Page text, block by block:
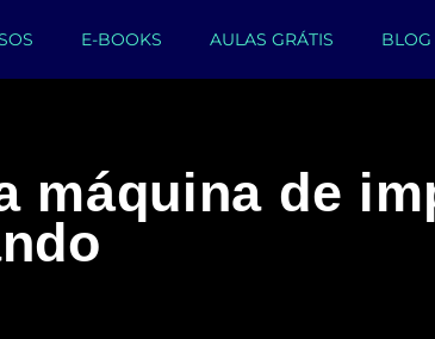
E-BOOKS AULAS GRÁTIS BLOG
máquina de